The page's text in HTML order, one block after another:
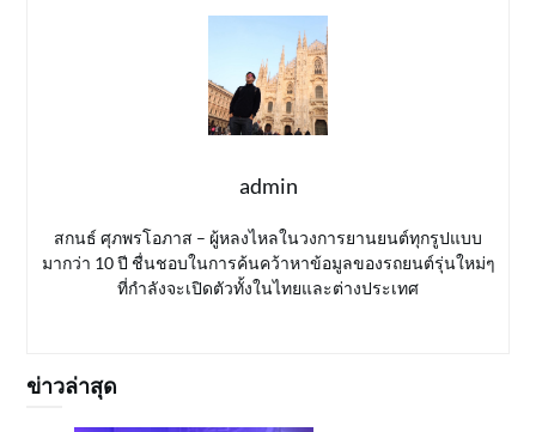
admin
สกนธ์ ศุภพรโอภาส – ผู้หลงไหลในวงการยานยนต์ทุกรูปแบบ
มากว่า 10 ปี ชื่นชอบในการค้นคว้าหาข้อมูลของรถยนต์รุ่นใหม่ๆ
ที่กำลังจะเปิดตัวทั้งในไทยและต่างประเทศ
ข่าวล่าสุด